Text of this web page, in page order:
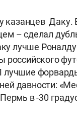
казанцев Даку.
– сделал
лучше
российского
лучшие
давности:
в -30